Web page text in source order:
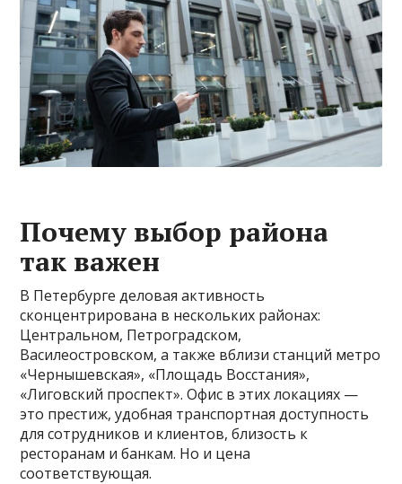
Почему выбор района
так важен
В Петербурге деловая активность
сконцентрирована в нескольких районах:
Центральном, Петроградском,
Василеостровском, а также вблизи станций метро
«Чернышевская», «Площадь Восстания»,
«Лиговский проспект». Офис в этих локациях —
это престиж, удобная транспортная доступность
для сотрудников и клиентов, близость к
ресторанам и банкам. Но и цена
соответствующая.